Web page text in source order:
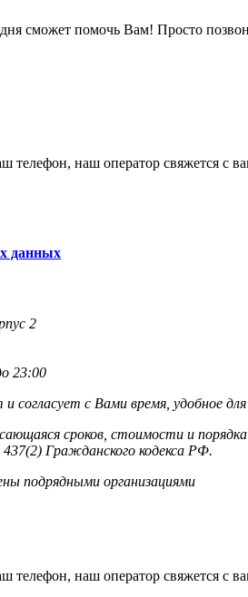
сможет помочь Вам! Просто
телефон, наш оператор свяжется с
данных
2
23:00
с Вами время, удобное
сроков, стоимости и
Гражданского кодекса РФ.
подрядными организациями
телефон, наш оператор свяжется с